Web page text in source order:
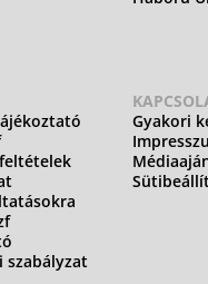
szabályzat
Gyakori